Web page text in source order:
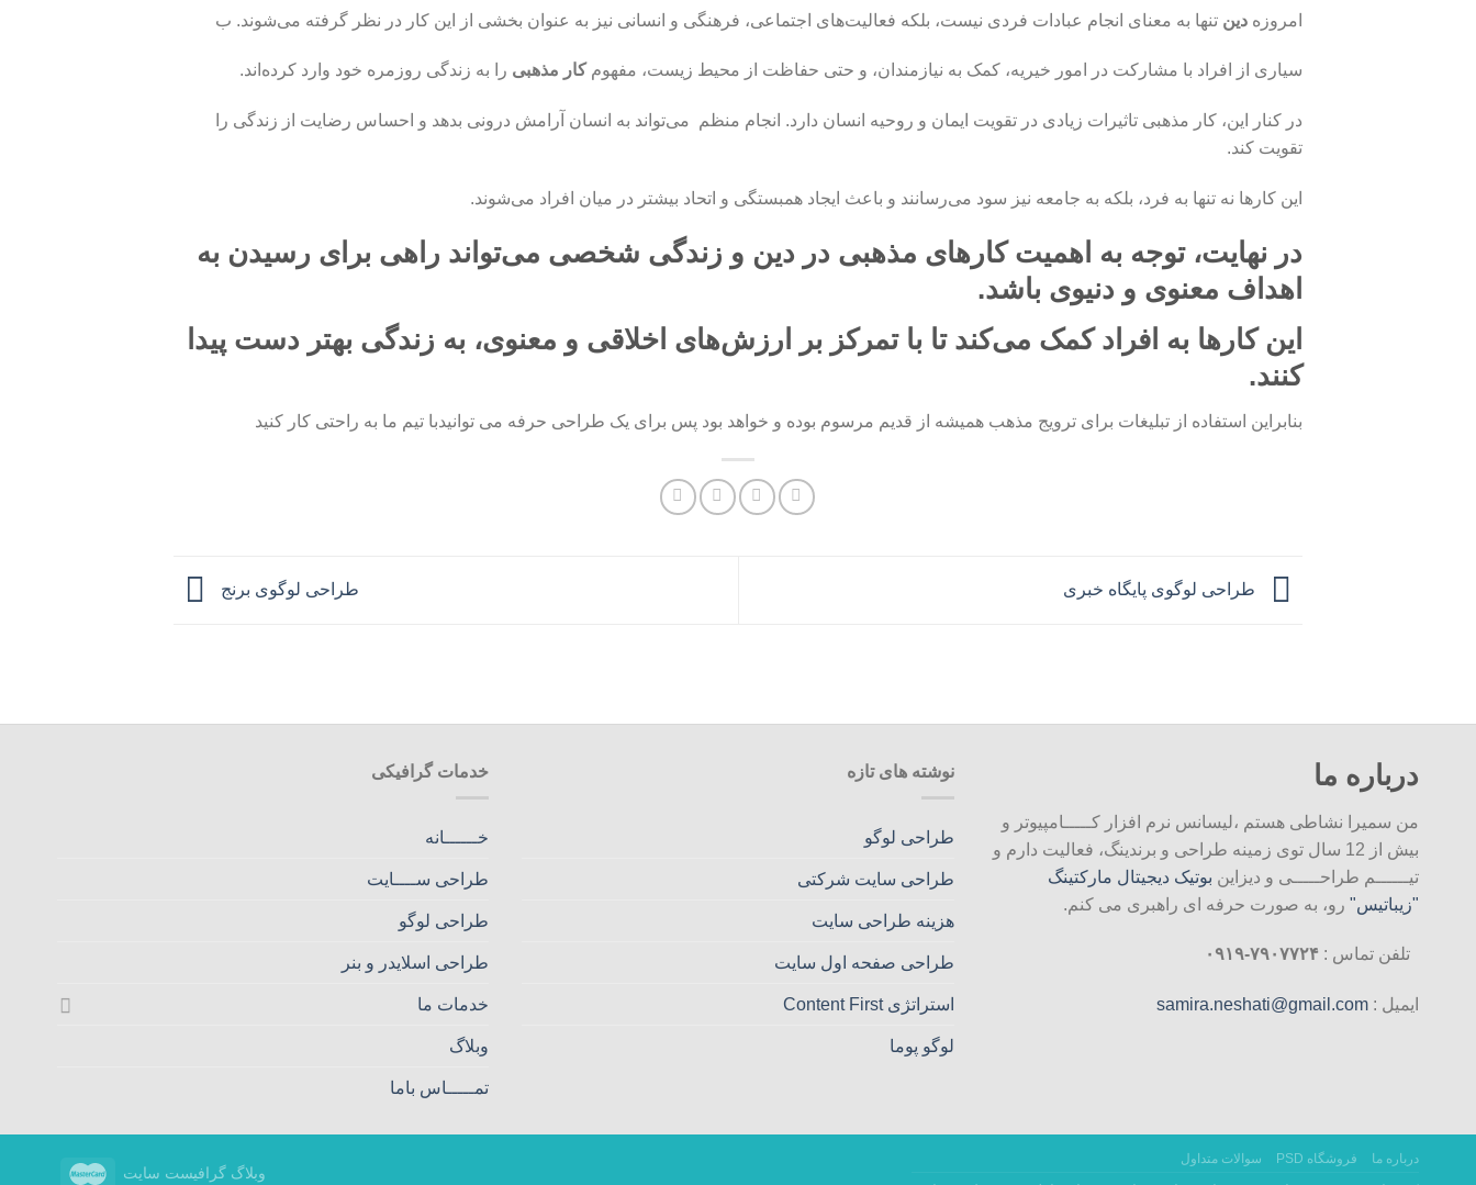
امروزه دین تنها به معنای انجام عبادات فردی نیست، بلکه فعالیت‌های اجتماعی، فرهنگی و انسانی نیز به عنوان بخشی از این کار در نظر گرفته می‌شوند. ب
سیاری از افراد با مشارکت در امور خیریه، کمک به نیازمندان، و حتی حفاظت از محیط زیست، مفهومکار مذهبی را به زندگی روزمره خود وارد کرده‌اند.
در کنار این، کار مذهبی تاثیرات زیادی در تقویت ایمان و روحیه انسان دارد. انجام منظم می‌تواند به انسان آرامش درونی بدهد و احساس رضایت از زندگی را
تقویت کند.
این کارها نه تنها به فرد، بلکه به جامعه نیز سود می‌رسانند و باعث ایجاد همبستگی و اتحاد بیشتر در میان افراد می‌شوند.
در نهایت، توجه به اهمیتکارهای مذهبی در دین و زندگی شخصی می‌تواند راهی برای رسیدن به
اهداف معنوی و دنیوی باشد.
این کارها به افراد کمک می‌کند تا با تمرکز بر ارزش‌های اخلاقی و معنوی، به زندگی بهتر دست پیدا
کنند.
بنابراین استفاده از تبلیغات برای ترویج مذهب همیشه از قدیم مرسوم بوده و خواهد بود پس برای یک طراحی حرفه می توانیدبا تیم ما به راحتی کار کنید
طراحی لوگوی پایگاه خبری طراحی لوگوی برنج
درباره ما
من سمیرا نشاطی هستم ،لیسانس نرم افزار کـــــامپیوتر و
بیش از 12 سال توی زمینه طراحی و برندینگ، فعالیت دارم و
تیــــــم طراحـــــی و دیزاین بوتیک دیجیتال مارکتینگ
"زیباتیس" رو، به صورت حرفه ای راهبری می کنم.
تلفن تماس : ۷۹۰۷۷۲۴-۰۹۱۹
ایمیل : samira.neshati@gmail.com
نوشته های تازه
طراحی لوگو
طراحی سایت شرکتی
هزینه طراحی سایت
طراحی صفحه اول سایت
استراتژی Content First
لوگو پوما
خدمات گرافیکی
خــــــانه
طراحی ســــایت
طراحی لوگو
طراحی اسلایدر و بنر
خدمات ما
وبلاگ
تمـــــاس باما
وبلاگ گرافیست سایت
درباره ما فروشگاه PSD سوالات متداول